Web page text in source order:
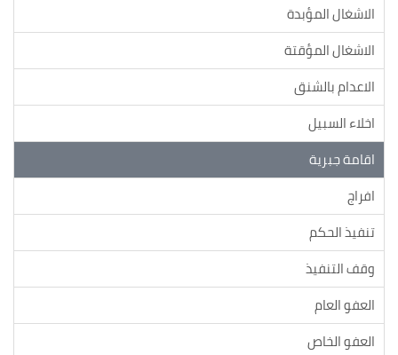
الاشغال المؤبدة
الاشغال المؤقتة
الاعدام بالشنق
اخلاء السبيل
اقامة جبرية
افراج
تنفيذ الحكم
وقف التنفيذ
العفو العام
العفو الخاص